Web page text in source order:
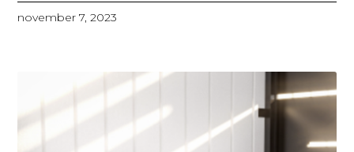
november 7, 2023